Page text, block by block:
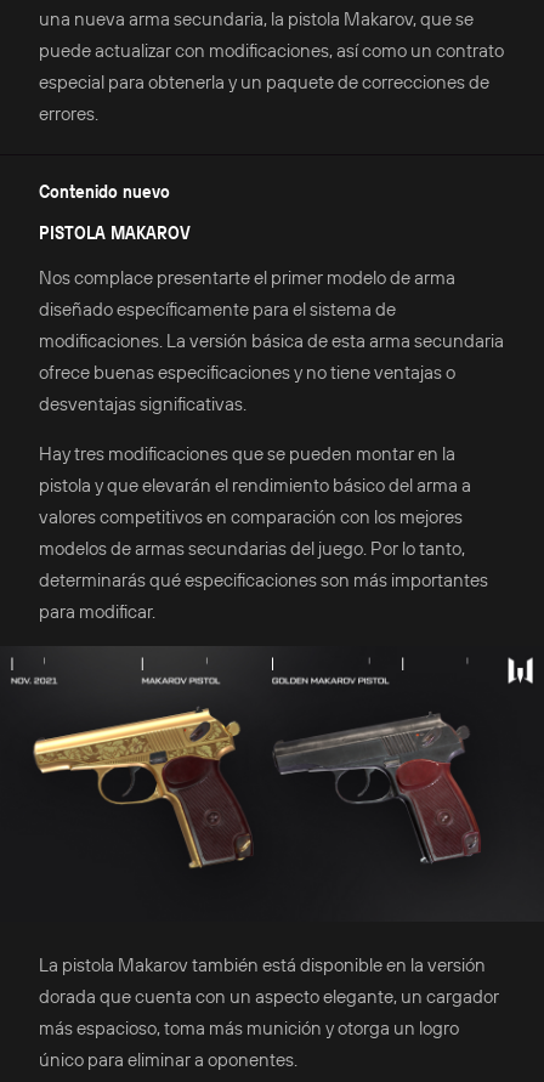
una nueva arma secundaria, la pistola Makarov, que se
puede actualizar con modificaciones, así como un contrato
especial para obtenerla y un paquete de correcciones de
errores.
Contenido nuevo
PISTOLA MAKAROV
Nos complace presentarte el primer modelo de arma
diseñado específicamente para el sistema de
modificaciones. La versión básica de esta arma secundaria
ofrece buenas especificaciones y no tiene ventajas o
desventajas significativas.
Hay tres modificaciones que se pueden montar en la
pistola y que elevarán el rendimiento básico del arma a
valores competitivos en comparación con los mejores
modelos de armas secundarias del juego. Por lo tanto,
determinarás qué especificaciones son más importantes
para modificar.
La pistola Makarov también está disponible en la versión
dorada que cuenta con un aspecto elegante, un cargador
más espacioso, toma más munición y otorga un logro
único para eliminar a oponentes.